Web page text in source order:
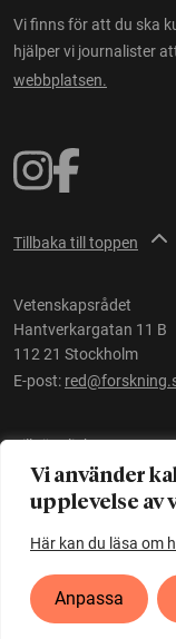
Vi använder
upplevelse av
Här kan du läsa om
Anpassa
Vi finns för att du ska
hjälper vi journalister
webbplatsen.
Tillbaka till toppen
Vetenskapsrådet
Hantverkargatan 11 B
112 21 Stockholm
E-post:
Tillgänglighet
Ett initiativ av